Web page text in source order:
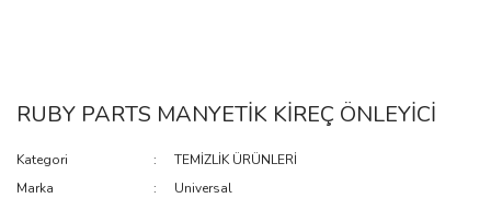
RUBY PARTS MANYETİK KİREÇ ÖNLEYİCİ
Kategori
TEMİZLİK ÜRÜNLERİ
Marka
Universal